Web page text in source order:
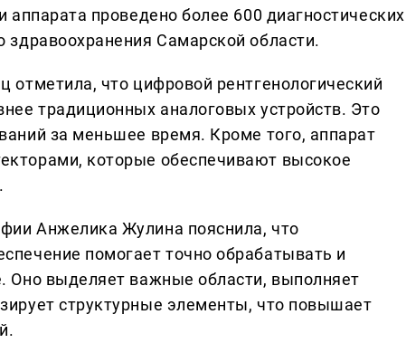
проведено более 600 диагностических
Самарской области.
что цифровой рентгенологический
традиционных аналоговых устройств. Это
за меньшее время. Кроме того, аппарат
которые обеспечивают высокое
Анжелика Жулина пояснила, что
помогает точно обрабатывать и
Оно выделяет важные области, выполняет
структурные элементы, что повышает